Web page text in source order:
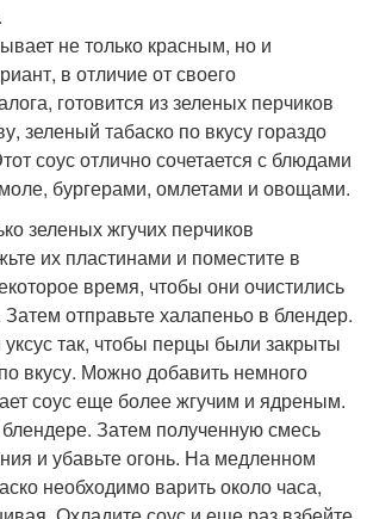
не только красным, но и
в отличие от своего
готовится из зеленых перчиков
зеленый табаско по вкусу гораздо
соус отлично сочетается с блюдами
бургерами, омлетами и овощами.
зеленых жгучих перчиков
их пластинами и поместите в
время, чтобы они очистились
отправьте халапеньо в блендер.
так, чтобы перцы были закрыты
вкусу. Можно добавить немного
соус еще более жгучим и ядреным.
Затем полученную смесь
и убавьте огонь. На медленном
необходимо варить около часа,